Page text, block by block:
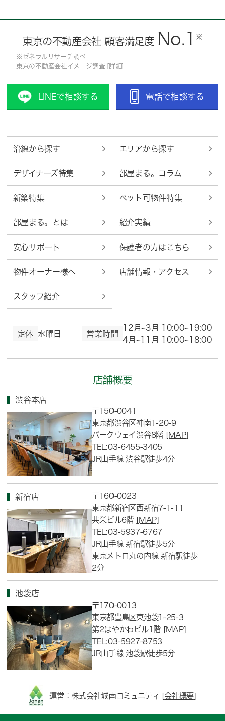
東京の不動産会社 顧客満足度 No.1 ※
※ゼネラルリサーチ調べ
東京の不動産会社イメージ調査 [ 詳細
LINEで相談する 電話で相談する
沿線から探す エリアから探す
デザイナーズ特集 部屋まる。コラム
新築特集 ペット可物件特集
部屋まる。とは 紹介実績
安心サポート 保護者の方はこちら
物件オーナー様へ 店舗情報・アクセス
スタッフ紹介
定休 水曜日 営業時間
12月~3月 10:00~19:00
4月~11月 10:00~18:00
店舗概要
渋谷本店
〒150-0041
東京都渋谷区神南1-20-9
パークウェイ渋谷8階 [MAP]
TEL:03-6455-3405
JR山手線 渋谷駅徒歩4分
新宿店
〒160-0023
東京都新宿区西新宿7-1-11
共栄ビル6階 [MAP]
TEL:03-5937-6767
JR山手線 新宿駅徒歩5分
東京メトロ丸の内線 新宿駅徒歩
2分
池袋店
〒170-0013
東京都豊島区東池袋1-25-3
第2はやかわビル1階 [MAP]
TEL:03-5927-8753
JR山手線 池袋駅徒歩5分
運営：株式会社城南コミュニティ [会社概要]